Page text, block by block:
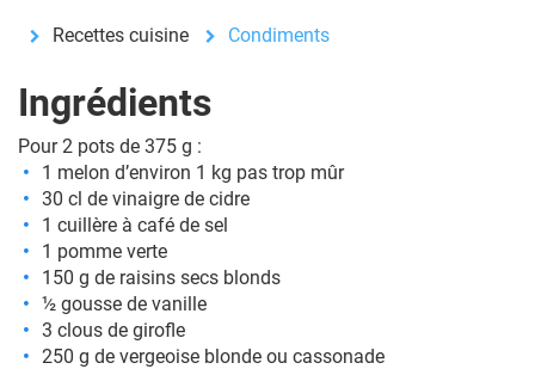
Recettes cuisine Condiments
Ingrédients
Pour 2 pots de 375 g :
1 melon d’environ 1 kg pas trop mûr
30 cl de vinaigre de cidre
1 cuillère à café de sel
1 pomme verte
150 g de raisins secs blonds
½ gousse de vanille
3 clous de girofle
250 g de vergeoise blonde ou cassonade